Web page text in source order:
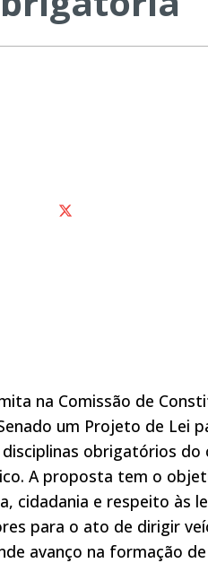
na Comissão de
um Projeto de Lei
disciplinas obrigatórios do
A proposta tem o
cidadania e respeito às
para o ato de dirigir
avanço na formação